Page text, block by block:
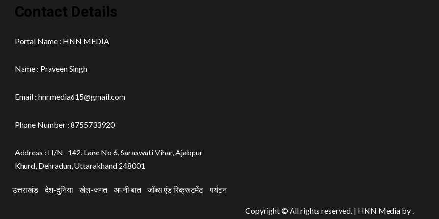
Contact Details
Portal Name : HNN MEDIA
Name : Praveen Singh
Email : hnnmedia615@gmail.com
Phone Number : 8755733920
Address : H/N -142, Lane No 6, Saraswati Vihar, Ajabpur
Khurd, Dehradun, Uttarakhand 248001
उत्तराखंड देश-दुनिया खेल-जगत अपनी बात जॉब्स एंड रिक्रूटमेंट पर्यटन
Copyright © All rights reserved. | HNN Mediaby .